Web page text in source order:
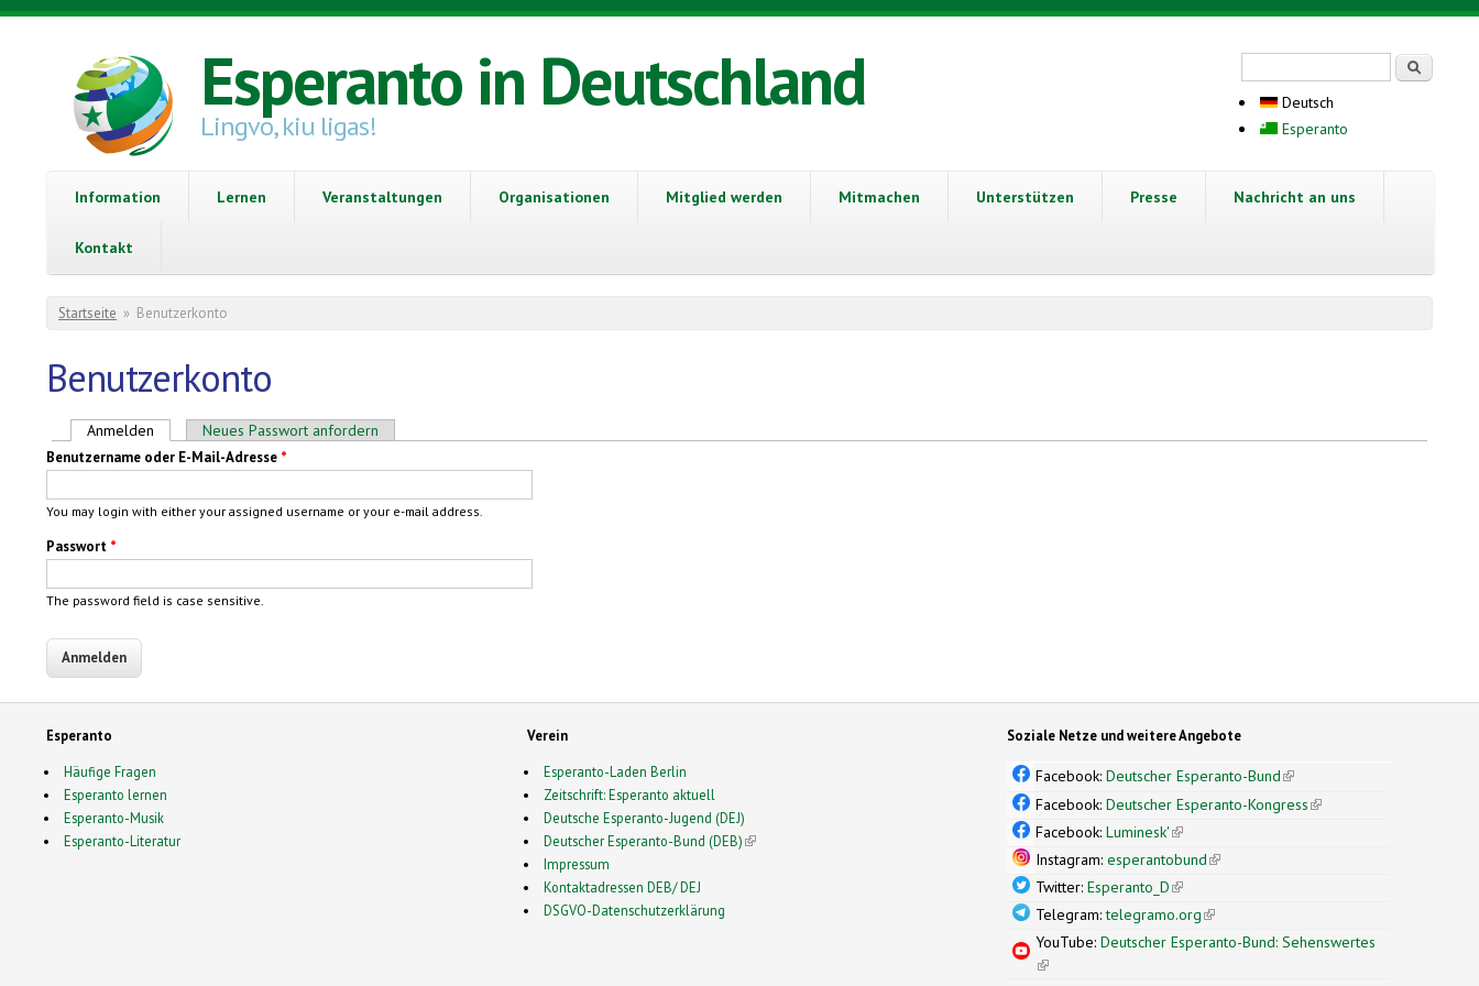
Direkt zum Inhalt
Esperanto in Deutschland
Lingvo, kiu ligas!
Deutsch
Esperanto
Information Lernen Veranstaltungen Organisationen Mitglied werden Mitmachen Unterstützen Presse Nachricht an uns
Kontakt
Sie sind hier
Startseite » Benutzerkonto
Benutzerkonto
Haupt-Reiter
Anmelden (aktiver Reiter)
Neues Passwort anfordern
Benutzername oder E-Mail-Adresse *
You may login with either your assigned username or your e-mail address.
Passwort *
The password field is case sensitive.
Esperanto
Häufige Fragen
Esperanto lernen
Esperanto-Musik
Esperanto-Literatur
Verein
Esperanto-Laden Berlin
Zeitschrift: Esperanto aktuell
Deutsche Esperanto-Jugend (DEJ)
Deutscher Esperanto-Bund (DEB)(link is external)
Impressum
Kontaktadressen DEB/ DEJ
DSGVO-Datenschutzerklärung
Soziale Netze und weitere Angebote
Facebook:Deutscher Esperanto-Bund(link is external)
Facebook:Deutscher Esperanto-Kongress(link is external)
Facebook:Luminesk'(link is external)
Instagram:esperantobund(link is external)
Twitter:Esperanto_D(link is external)
Telegram:telegramo.org(link is external)
YouTube:Deutscher Esperanto-Bund: Sehenswertes
(link is external)